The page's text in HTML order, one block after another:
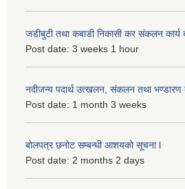
जडीबुटी तथा कबाडी निकासी कर संकलन कार्य
Post date: 3 weeks 1 hour
नदीजन्य पदार्थ उत्खलन, संकलन तथा भण्डारण
Post date: 1 month 3 weeks
बोलपत्र छनोट सम्बन्धी आशयको सूचना l
Post date: 2 months 2 days